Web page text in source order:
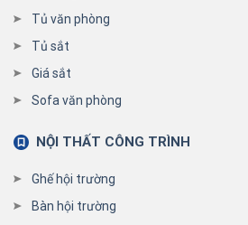
Tủ văn phòng
Tủ sắt
Giá sắt
Sofa văn phòng
NỘI THẤT CÔNG TRÌNH
Ghế hội trường
Bàn hội trường